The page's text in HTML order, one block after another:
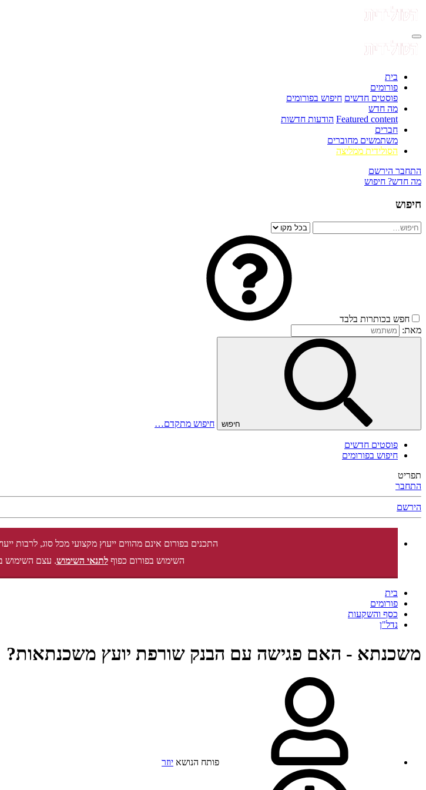
בית
פורומים
פוסטים חדשים חיפוש בפורומים
מה חדש
Featured content הודעות חדשות
חברים
משתמשים מחוברים
הסולידית ממליצה
התחבר הירשם
מה חדש? חיפוש
חיפוש
חפש בכותרות בלבד
מאת:
חיפוש חיפוש מתקדם…
פוסטים חדשים
חיפוש בפורומים
תפריט
התחבר
הירשם
התכנים בפורום אינם מהווים ייעוץ מקצועי מכל סוג, לרבות
השימוש בפורום כפוףלתנאי השימוש. עצם השימוש
בית
פורומים
כסף והשקעות
נדל"ן
משכנתא - האם פגישה עם הבנק שורפת יועץ משכנתאות?
פותח הנושא יוזר